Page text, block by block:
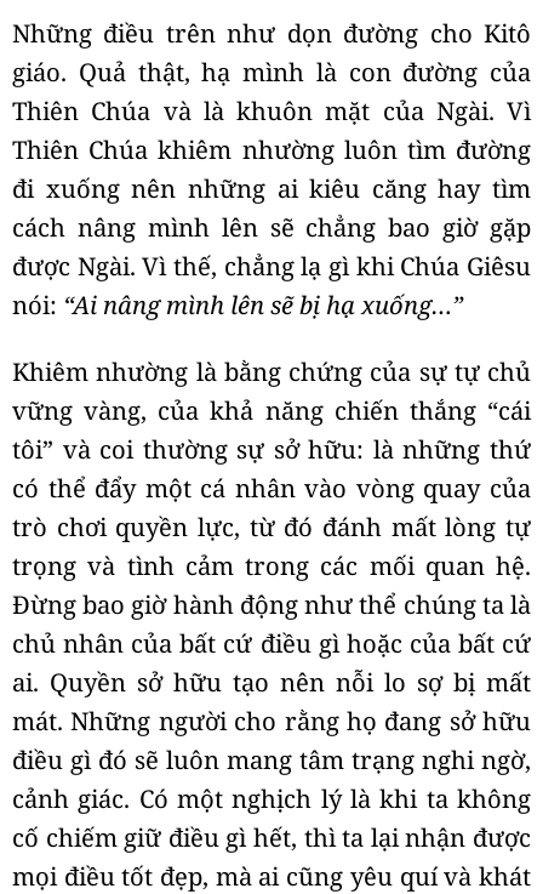
Những điều trên như dọn đường cho Kitô
giáo. Quả thật, hạ mình là con đường của
Thiên Chúa và là khuôn mặt của Ngài. Vì
Thiên Chúa khiêm nhường luôn tìm đường
đi xuống nên những ai kiêu căng hay tìm
cách nâng mình lên sẽ chẳng bao giờ gặp
được Ngài. Vì thế, chẳng lạ gì khi Chúa Giêsu
nói: “Ai nâng mình lên sẽ bị hạ xuống…”
Khiêm nhường là bằng chứng của sự tự chủ
vững vàng, của khả năng chiến thắng “cái
tôi” và coi thường sự sở hữu: là những thứ
có thể đẩy một cá nhân vào vòng quay của
trò chơi quyền lực, từ đó đánh mất lòng tự
trọng và tình cảm trong các mối quan hệ.
Đừng bao giờ hành động như thể chúng ta là
chủ nhân của bất cứ điều gì hoặc của bất cứ
ai. Quyền sở hữu tạo nên nỗi lo sợ bị mất
mát. Những người cho rằng họ đang sở hữu
điều gì đó sẽ luôn mang tâm trạng nghi ngờ,
cảnh giác. Có một nghịch lý là khi ta không
cố chiếm giữ điều gì hết, thì ta lại nhận được
mọi điều tốt đẹp, mà ai cũng yêu quí và khát